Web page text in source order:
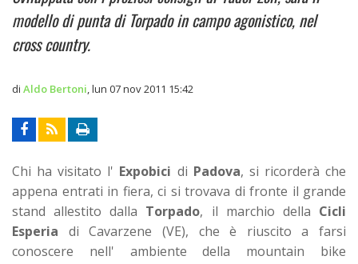
modello di punta di Torpado in campo agonistico, nel
cross country.
di Aldo Bertoni lun 07 nov 2011 15:42
Chi ha visitato l' Expobici di Padova, si ricorderà che
appena entrati in fiera, ci si trovava di fronte il grande
stand allestito dalla Torpado, il marchio della Cicli
Esperia di Cavarzene (VE), che è riuscito a farsi
conoscere nell' ambiente della mountain bike